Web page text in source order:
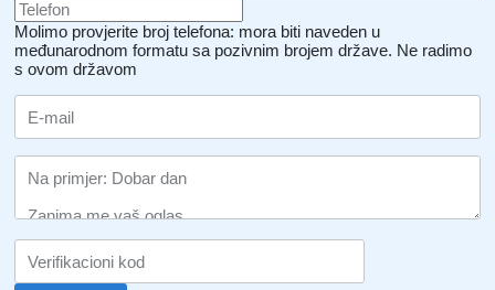
Molimo provjerite broj telefona: mora biti naveden u
međunarodnom formatu sa pozivnim brojem države. Ne radimo
s ovom državom